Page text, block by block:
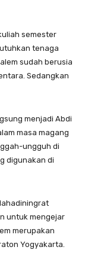
semester
tenaga
sudah berusia
Sedangkan
menjadi Abdi
masa magang
ungguh di
digunakan di
untuk mengejar
merupakan
Yogyakarta.